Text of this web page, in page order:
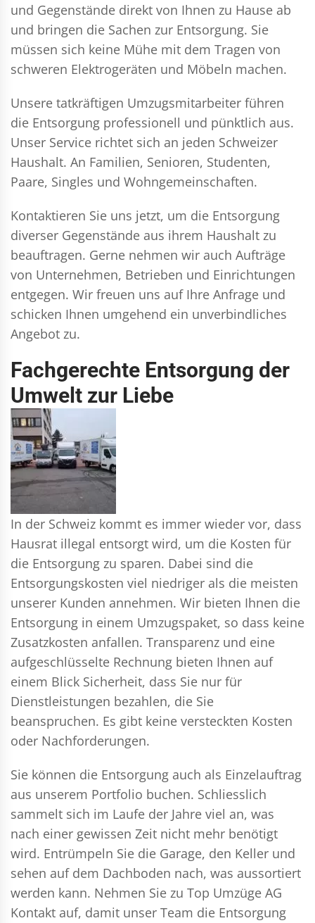
und Gegenstände direkt von Ihnen zu Hause ab
und bringen die Sachen zur Entsorgung. Sie
müssen sich keine Mühe mit dem Tragen von
schweren Elektrogeräten und Möbeln machen.
Unsere tatkräftigen Umzugsmitarbeiter führen
die Entsorgung professionell und pünktlich aus.
Unser Service richtet sich an jeden Schweizer
Haushalt. An Familien, Senioren, Studenten,
Paare, Singles und Wohngemeinschaften.
Kontaktieren Sie uns jetzt, um die Entsorgung
diverser Gegenstände aus ihrem Haushalt zu
beauftragen. Gerne nehmen wir auch Aufträge
von Unternehmen, Betrieben und Einrichtungen
entgegen. Wir freuen uns auf Ihre Anfrage und
schicken Ihnen umgehend ein unverbindliches
Angebot zu.
Fachgerechte Entsorgung der
Umwelt zur Liebe
In der Schweiz kommt es immer wieder vor, dass
Hausrat illegal entsorgt wird, um die Kosten für
die Entsorgung zu sparen. Dabei sind die
Entsorgungskosten viel niedriger als die meisten
unserer Kunden annehmen. Wir bieten Ihnen die
Entsorgung in einem Umzugspaket, so dass keine
Zusatzkosten anfallen. Transparenz und eine
aufgeschlüsselte Rechnung bieten Ihnen auf
einem Blick Sicherheit, dass Sie nur für
Dienstleistungen bezahlen, die Sie
beanspruchen. Es gibt keine versteckten Kosten
oder Nachforderungen.
Sie können die Entsorgung auch als Einzelauftrag
aus unserem Portfolio buchen. Schliesslich
sammelt sich im Laufe der Jahre viel an, was
nach einer gewissen Zeit nicht mehr benötigt
wird. Entrümpeln Sie die Garage, den Keller und
sehen auf dem Dachboden nach, was aussortiert
werden kann. Nehmen Sie zu Top Umzüge AG
Kontakt auf, damit unser Team die Entsorgung